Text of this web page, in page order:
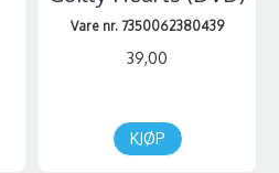
Vare nr. 7350062380439
39,00
KJØP